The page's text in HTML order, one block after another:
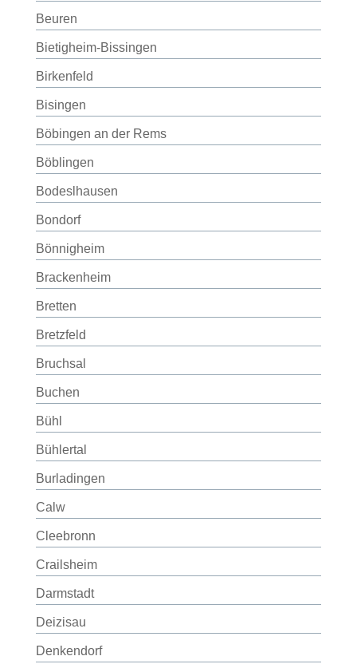
Beuren
Bietigheim-Bissingen
Birkenfeld
Bisingen
Böbingen an der Rems
Böblingen
Bodeslhausen
Bondorf
Bönnigheim
Brackenheim
Bretten
Bretzfeld
Bruchsal
Buchen
Bühl
Bühlertal
Burladingen
Calw
Cleebronn
Crailsheim
Darmstadt
Deizisau
Denkendorf